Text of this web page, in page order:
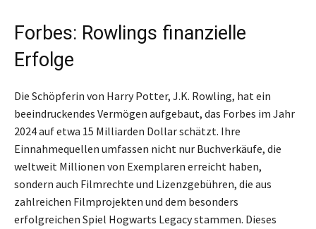
Forbes: Rowlings finanzielle
Erfolge
Die Schöpferin von Harry Potter, J.K. Rowling, hat ein
beeindruckendes Vermögen aufgebaut, das Forbes im Jahr
2024 auf etwa 15 Milliarden Dollar schätzt. Ihre
Einnahmequellen umfassen nicht nur Buchverkäufe, die
weltweit Millionen von Exemplaren erreicht haben,
sondern auch Filmrechte und Lizenzgebühren, die aus
zahlreichen Filmprojekten und dem besonders
erfolgreichen Spiel Hogwarts Legacy stammen. Dieses